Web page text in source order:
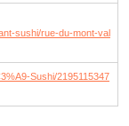
sushi/rue-du-mont-val
Sushi/2195115347